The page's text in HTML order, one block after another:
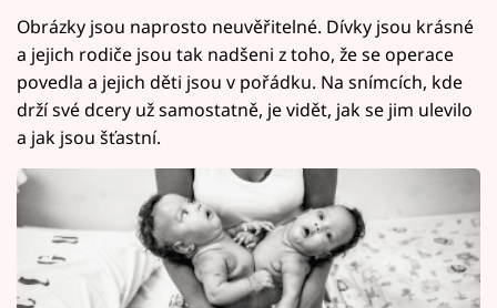
Obrázky jsou naprosto neuvěřitelné. Dívky jsou krásné
a jejich rodiče jsou tak nadšeni z toho, že se operace
povedla a jejich děti jsou v pořádku. Na snímcích, kde
drží své dcery už samostatně, je vidět, jak se jim ulevilo
a jak jsou šťastní.